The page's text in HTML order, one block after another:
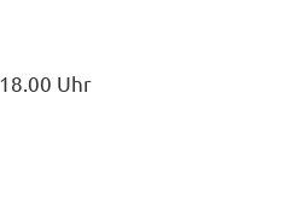
Uhr